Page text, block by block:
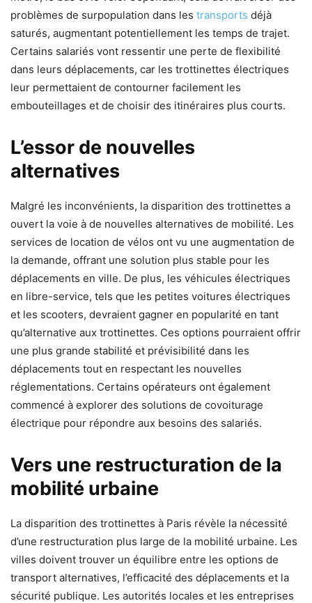
problèmes de surpopulation dans les transports déjà
saturés, augmentant potentiellement les temps de trajet.
Certains salariés vont ressentir une perte de flexibilité
dans leurs déplacements, car les trottinettes électriques
leur permettaient de contourner facilement les
embouteillages et de choisir des itinéraires plus courts.
L’essor de nouvelles
alternatives
Malgré les inconvénients, la disparition des trottinettes a
ouvert la voie à de nouvelles alternatives de mobilité. Les
services de location de vélos ont vu une augmentation de
la demande, offrant une solution plus stable pour les
déplacements en ville. De plus, les véhicules électriques
en libre-service, tels que les petites voitures électriques
et les scooters, devraient gagner en popularité en tant
qu’alternative aux trottinettes. Ces options pourraient offrir
une plus grande stabilité et prévisibilité dans les
déplacements tout en respectant les nouvelles
réglementations. Certains opérateurs ont également
commencé à explorer des solutions de covoiturage
électrique pour répondre aux besoins des salariés.
Vers une restructuration de la
mobilité urbaine
La disparition des trottinettes à Paris révèle la nécessité
d’une restructuration plus large de la mobilité urbaine. Les
villes doivent trouver un équilibre entre les options de
transport alternatives, l’efficacité des déplacements et la
sécurité publique. Les autorités locales et les entreprises